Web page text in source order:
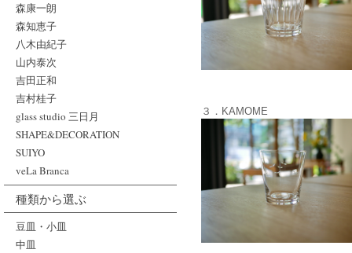
森康一朗
森知恵子
八木由紀子
山内泰次
吉田正和
吉村桂子
glass studio 三日月
SHAPE&DECORATION
SUIYO
veLa Branca
種類から選ぶ
豆皿・小皿
中皿
３．KAMOME